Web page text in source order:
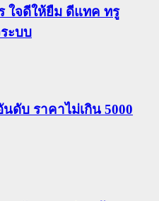
ใจดีให้ยืม ดีแทค ทรู
ะบบ
ดับ ราคาไม่เกิน 5000